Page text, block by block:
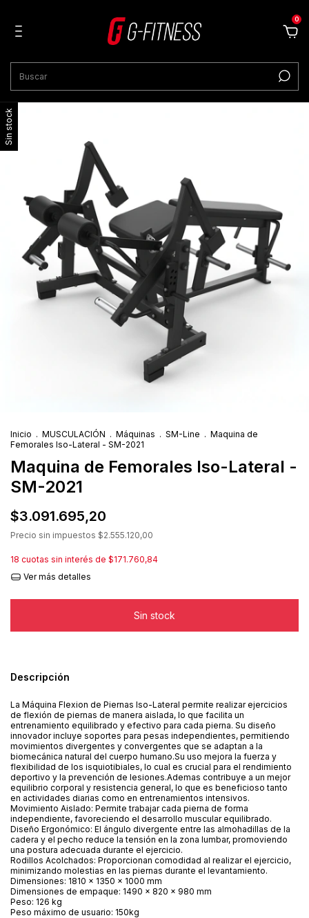
0
Sin stock
Inicio . MUSCULACIÓN . Máquinas . SM-Line . Maquina de
Femorales Iso-Lateral - SM-2021
Maquina de Femorales Iso-Lateral -
SM-2021
$3.091.695,20
Precio sin impuestos $2.555.120,00
18 cuotas sin interés de $171.760,84
Ver más detalles
Descripción
La Máquina Flexion de Piernas Iso-Lateral permite realizar ejercicios
de flexión de piernas de manera aislada, lo que facilita un
entrenamiento equilibrado y efectivo para cada pierna. Su diseño
innovador incluye soportes para pesas independientes, permitiendo
movimientos divergentes y convergentes que se adaptan a la
biomecánica natural del cuerpo humano.Su uso mejora la fuerza y
flexibilidad de los isquiotibiales, lo cual es crucial para el rendimiento
deportivo y la prevención de lesiones.Ademas contribuye a un mejor
equilibrio corporal y resistencia general, lo que es beneficioso tanto
en actividades diarias como en entrenamientos intensivos.
Movimiento Aislado: Permite trabajar cada pierna de forma
independiente, favoreciendo el desarrollo muscular equilibrado.
Diseño Ergonómico: El ángulo divergente entre las almohadillas de la
cadera y el pecho reduce la tensión en la zona lumbar, promoviendo
una postura adecuada durante el ejercicio.
Rodillos Acolchados: Proporcionan comodidad al realizar el ejercicio,
minimizando molestias en las piernas durante el levantamiento.
Dimensiones: 1810 x 1350 x 1000 mm
Dimensiones de empaque: 1490 x 820 x 980 mm
Peso: 126 kg
Peso máximo de usuario: 150kg